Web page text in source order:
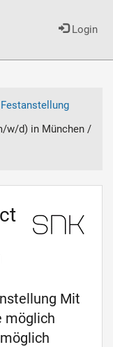
Login
Festanstellung
w/d) in München /
Mit
möglich